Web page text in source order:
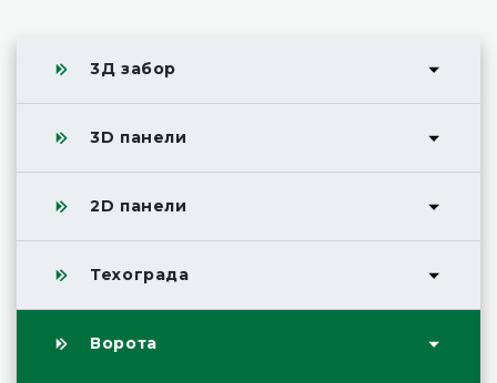
3Д забор
3D панели
2D панели
Техограда
Ворота